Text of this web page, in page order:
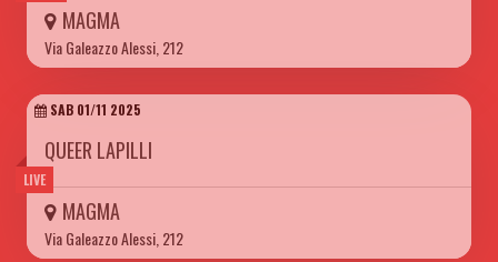
MAGMA
Via Galeazzo Alessi, 212
LIVE
SAB 01/11 2025
QUEER LAPILLI
MAGMA
Via Galeazzo Alessi, 212